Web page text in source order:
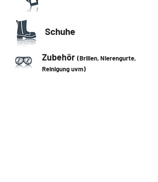
Schuhe
Zubehör (Brillen, Nierengurte,
Reinigung uvm)